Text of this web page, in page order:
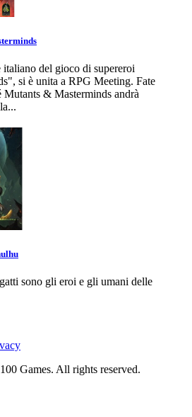
del gioco di supereroi
si è unita a RPG Meeting. Fate
Mutants & Masterminds andrà
sono gli eroi e gli umani delle
Games. All rights reserved.